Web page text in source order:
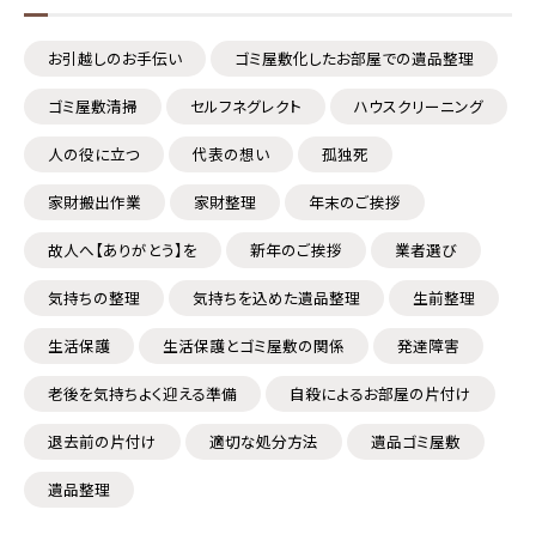
お引越しのお手伝い ゴミ屋敷化したお部屋での遺品整理
ゴミ屋敷清掃 セルフネグレクト ハウスクリーニング
人の役に立つ 代表の想い 孤独死
家財搬出作業 家財整理 年末のご挨拶
故人へ【ありがとう】を 新年のご挨拶 業者選び
気持ちの整理 気持ちを込めた遺品整理 生前整理
生活保護 生活保護とゴミ屋敷の関係 発達障害
老後を気持ちよく迎える準備 自殺によるお部屋の片付け
退去前の片付け 適切な処分方法 遺品ゴミ屋敷
遺品整理